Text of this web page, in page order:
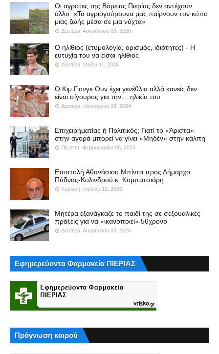
Οι αγρότες της Βόρειας Πιερίας δεν αντέχουν
άλλο: «Τα αγριογούρουνα μας παίρνουν τον κόπο
μιας ζωής μέσα σε μια νύχτα»
Δευτέρα, Αυγούστου 03, 2026
Ο ηλίθιος (ετυμολογία, ορισμός, ιδιότητες) - Η
ευτυχία του να είσαι ηλίθιος
Δευτέρα, Μαΐου 11, 2026
Ο Κιμ Γιονγκ Ουν έχει γενέθλια αλλά κανείς δεν
είναι σίγουρος για την… ηλικία του
Δευτέρα, Ιανουαρίου 08, 2024
Επιχειρηματίας ή Πολιτικός; Γιατί το «Άριστα»
στην αγορά μπορεί να γίνει «Μηδέν» στην κάλπη
Πέμπτη, Φεβρουαρίου 05, 2026
Επιστολή Αθανάσιου Μπίντα προς Δήμαρχο
Πύδνας-Κολινδρού κ. Κομπατσιάρη
Κυριακή, Ιουλίου 12, 2026
Μητέρα εξανάγκαζε το παιδί της σε σεξουαλικές
πράξεις για να «ικανοποιεί» 56χρονο
Δευτέρα, Αυγούστου 03, 2026
Εφημερεύοντα Φαρμακεία ΠΙΕΡΙΑΣ
Πρόγνωση καιρού